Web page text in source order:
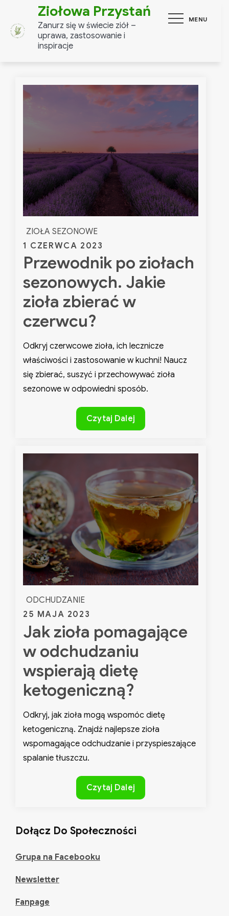
content
MENU
Ziołowa Przystań
Zanurz się w świecie ziół –
uprawa, zastosowanie i
inspiracje
ZIOŁA SEZONOWE
Posted
on
1 CZERWCA 2023
Przewodnik po ziołach
sezonowych. Jakie
zioła zbierać w
czerwcu?
Odkryj czerwcowe zioła, ich lecznicze
właściwości i zastosowanie w kuchni! Naucz
się zbierać, suszyć i przechowywać zioła
sezonowe w odpowiedni sposób.
Przewodnik
po
Jakie
zioła
zbierać
w
czerwcu?
Czytaj Dalej
ODCHUDZANIE
Posted
on
25 MAJA 2023
Jak zioła pomagające
w odchudzaniu
wspierają dietę
ketogeniczną?
Odkryj, jak zioła mogą wspomóc dietę
ketogeniczną. Znajdź najlepsze zioła
wspomagające odchudzanie i przyspieszające
spalanie tłuszczu.
Jak
zioła
w
wspierają
Czytaj Dalej
Dołącz Do Społeczności
Grupa na Facebooku
Newsletter
Fanpage
Poznaj moje poradniki